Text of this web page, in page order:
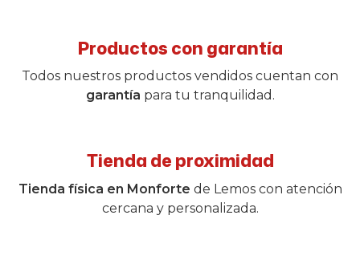
Productos con garantía
Todos nuestros productos vendidos cuentan con
garantía para tu tranquilidad.
Tienda de proximidad
Tienda física en Monforte de Lemos con atención
cercana y personalizada.